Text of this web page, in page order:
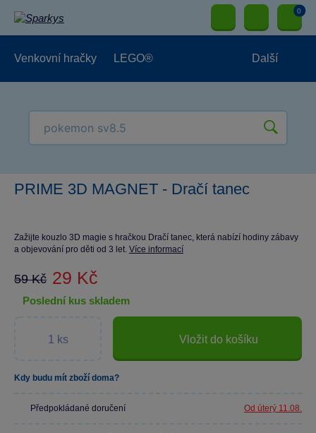
0
Venkovní hračky LEGO® Další
PRIME 3D MAGNET - Dračí tanec
Zažijte kouzlo 3D magie s hračkou Dračí tanec, která nabízí hodiny zábavy
a objevování pro děti od 3 let. Více informací
59 Kč 29 Kč
poslední kus skladem
Vložit do košíku
Kdy budu mít zboží doma?
Předpokládané doručení Od úterý 11.08.